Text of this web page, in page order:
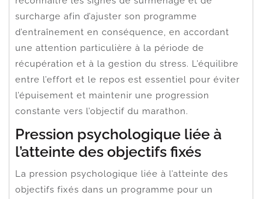
surcharge afin d’ajuster son programme
d’entraînement en conséquence, en accordant
une attention particulière à la période de
récupération et à la gestion du stress. L’équilibre
entre l’effort et le repos est essentiel pour éviter
l’épuisement et maintenir une progression
constante vers l’objectif du marathon.
Pression psychologique liée à
l’atteinte des objectifs fixés
La pression psychologique liée à l’atteinte des
objectifs fixés dans un programme pour un